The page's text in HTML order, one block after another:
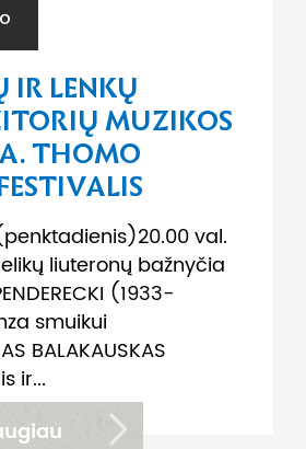
IR LENKŲ
MUZIKOS
THOMO
val.
liuteronų bažnyčia
(1933-
smuikui
BALAKAUSKAS
ir...